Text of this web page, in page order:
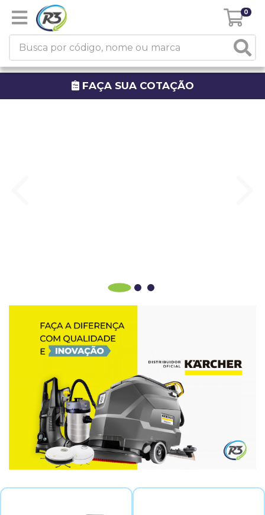
0
FAÇA SUA COTAÇÃO